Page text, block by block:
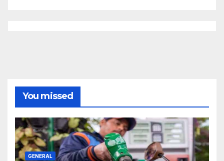
You missed
GENERAL